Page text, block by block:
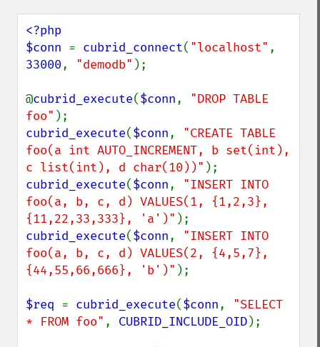
<?php
$conn = cubrid_connect( "localhost"
33000, "demodb" );
@cubrid_execute($conn, "DROP TABLE
foo"
cubrid_execute($conn, "CREATE TABLE
foo(a int AUTO_INCREMENT, b set(int),
c list(int), d char(10))"
cubrid_execute($conn, "INSERT INTO
foo(a, b, c, d) VALUES(1, {1,2,3},
{11,22,33,333}, 'a')"
cubrid_execute($conn, "INSERT INTO
foo(a, b, c, d) VALUES(2, {4,5,7},
{44,55,66,666}, 'b')" );
$req = cubrid_execute($conn, "SELECT
* FROM foo" , CUBRID_INCLUDE_OID);